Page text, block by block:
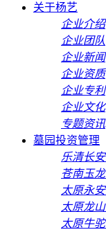
关于杨艺
企业介绍
企业团队
企业新闻
企业资质
企业专利
企业文化
专题资讯
墓园投资管理
乐清长
苍南玉
太原永
太原龙
太原牛